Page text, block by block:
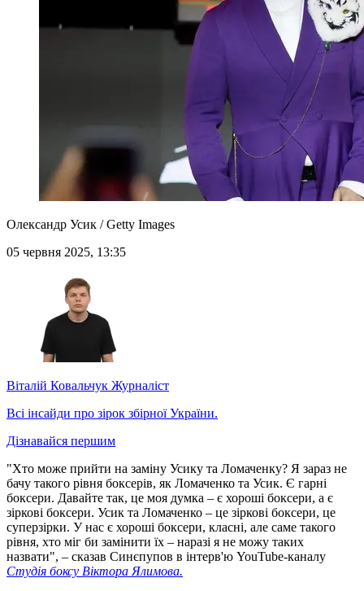
Олександр Усик / Getty Images
05 червня 2025, 13:35
Віталій Ковальчук Журналіст
Всі інсайди про зірок збірної України.
Дізнавайся першим
"Хто може прийти на заміну Усику та Ломаченку? Я зараз не
бачу такого рівня боксерів, як Ломаченко та Усик. Є гарні
боксери. Давайте так, це моя думка – є хороші боксери, а є
зіркові боксери. Усик та Ломаченко – це зіркові боксери, це
суперзірки. У нас є хороші боксери, класні, але саме такого
рівня, хто міг би замінити їх – наразі я не можу таких
назвати", – сказав Синєпупов в інтерв'ю YouTube-каналу
Студія боксу Віктора Ялимова.